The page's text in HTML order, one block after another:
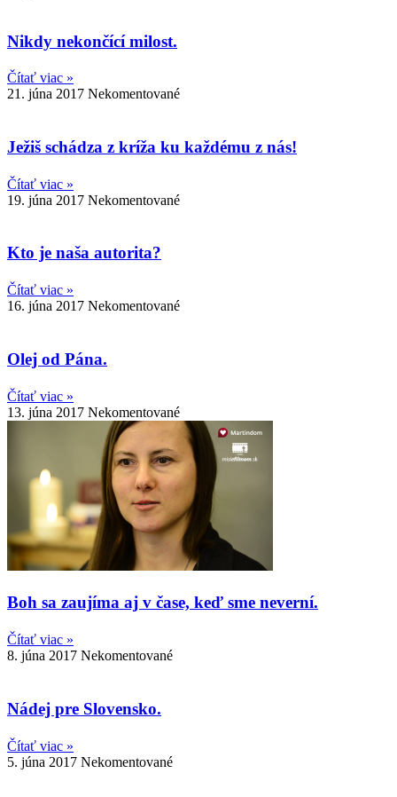
Nikdy nekončící milost.
Čítať viac »
21. júna 2017 Nekomentované
Ježiš schádza z kríža ku každému z nás!
Čítať viac »
19. júna 2017 Nekomentované
Kto je naša autorita?
Čítať viac »
16. júna 2017 Nekomentované
Olej od Pána.
Čítať viac »
13. júna 2017 Nekomentované
Boh sa zaujíma aj v čase, keď sme neverní.
Čítať viac »
8. júna 2017 Nekomentované
Nádej pre Slovensko.
Čítať viac »
5. júna 2017 Nekomentované